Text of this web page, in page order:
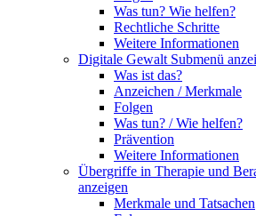
Was tun? Wie helfen?
Rechtliche Schritte
Weitere Informationen
Digitale Gewalt Submenü
Was ist das?
Anzeichen / Merkmale
Folgen
Was tun? / Wie helfen?
Prävention
Weitere Informationen
Übergriffe in Therapie und
anzeigen
Merkmale und Tatsachen